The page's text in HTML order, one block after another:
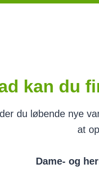
kan du
du løbende nye
at
Dame- og